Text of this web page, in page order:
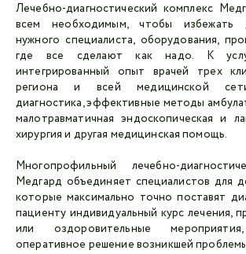
Лечебно-диагностический комплекс
всем необходимым, чтобы избежать
нужного специалиста, оборудования,
где все сделают как надо. К
интегрированный опыт врачей трех
региона и всей медицинской
диагностика, эффективные методы
малотравматичная эндоскопическая и
хирургия и другая медицинская помощь.
Многопрофильный лечебно-
Медгард объединяет специалистов для
которые максимально точно поставят
пациенту индивидуальный курс лечения,
или оздоровительные
оперативное решение возникшей